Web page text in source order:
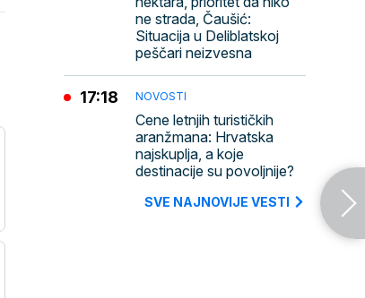
ne strada, Čaušić:
Situacija u Deliblatskoj
peščari neizvesna
NOVOSTI
Cene letnjih turističkih
aranžmana: Hrvatska
najskuplja, a koje
destinacije su povoljnije?
17:18
SVE NAJNOVIJE VESTI